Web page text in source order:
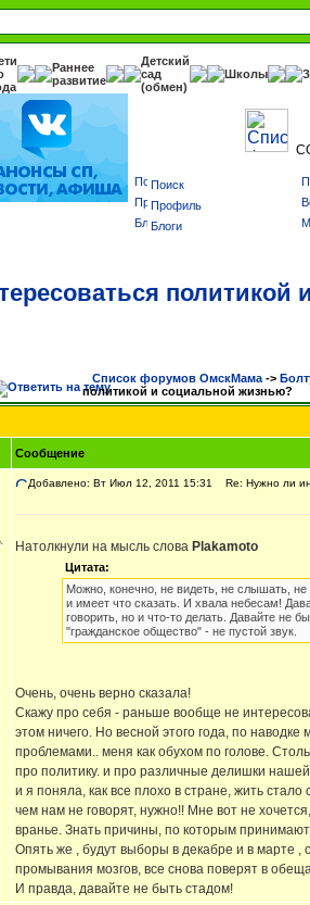
Раннее
развитие
Детский
сад
(обмен)
Школы
Поиск
Профиль
Блоги
Список форумов ОмскМама ->
политикой и социальной жизнью?
Сообщение
Добавлено: Вт Июл 12, 2011 15:31 Re: Нужно ли
Натолкнули на мысль слова Plakamoto
Цитата:
Можно, конечно, не видеть, не слышать,
и имеет что сказать. И хвала небесам!
говорить, но и что-то делать. Давайте не
"гражданское общество" - не пустой звук.
Очень, очень верно сказала!
Скажу про себя - раньше вообще не
этом ничего. Но весной этого года, по
проблемами.. меня как обухом по голове.
про политику. и про различные делишки
и я поняла, как все плохо в стране, жить
чем нам не говорят, нужно!! Мне вот не
вранье. Знать причины, по которым
Опять же , будут выборы в декабре и в марте
промывания мозгов, все снова поверят в
И правда, давайте не быть стадом!